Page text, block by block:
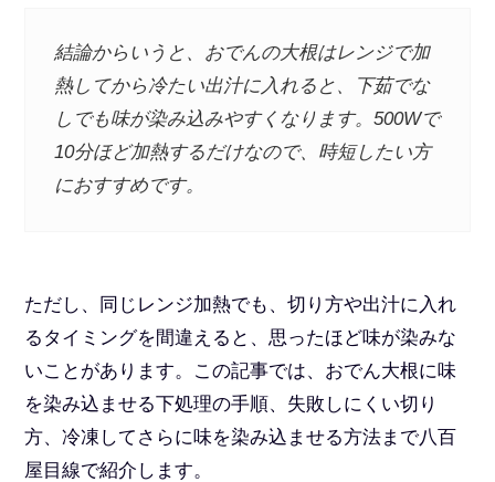
結論からいうと、おでんの大根はレンジで加
熱してから冷たい出汁に入れると、下茹でな
しでも味が染み込みやすくなります。500Wで
10分ほど加熱するだけなので、時短したい方
におすすめです。
ただし、同じレンジ加熱でも、切り方や出汁に入れ
るタイミングを間違えると、思ったほど味が染みな
いことがあります。この記事では、おでん大根に味
を染み込ませる下処理の手順、失敗しにくい切り
方、冷凍してさらに味を染み込ませる方法まで八百
屋目線で紹介します。